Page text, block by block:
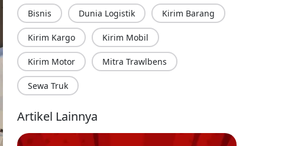
Bisnis Dunia Logistik Kirim Barang
Kirim Kargo Kirim Mobil
Kirim Motor Mitra Trawlbens
Sewa Truk
Artikel Lainnya